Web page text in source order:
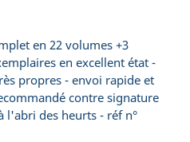
en 22 volumes +3
en excellent état -
propres - envoi rapide et
contre signature
l'abri des heurts - réf n°